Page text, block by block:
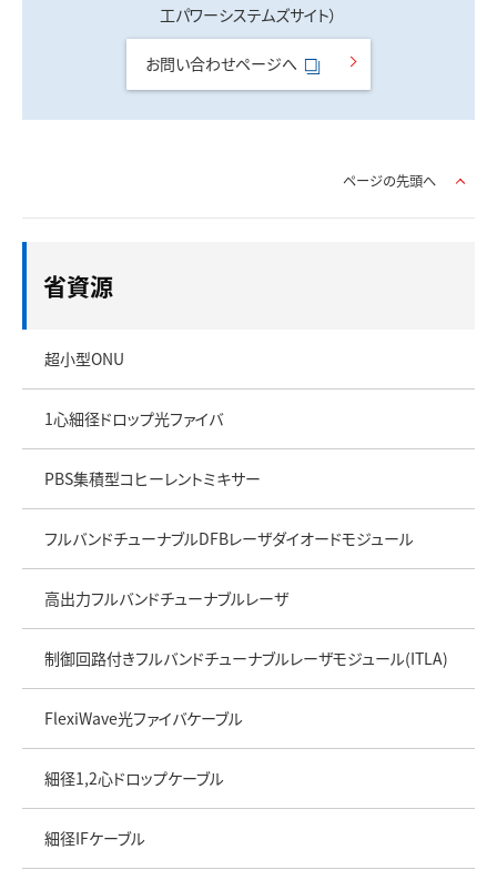
工パワーシステムズサイト）
お問い合わせページへ
ページの先頭へ
省資源
超小型ONU
1心細径ドロップ光ファイバ
PBS集積型コヒーレントミキサー
フルバンドチューナブルDFBレーザダイオードモジュール
高出力フルバンドチューナブルレーザ
制御回路付きフルバンドチューナブルレーザモジュール(ITLA)
FlexiWave光ファイバケーブル
細径1,2心ドロップケーブル
細径IFケーブル